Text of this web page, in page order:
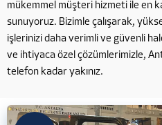
mükemmel müşteri hizmeti ile en
sunuyoruz. Bizimle çalışarak,
işlerinizi daha verimli ve güvenli
ve ihtiyaca özel çözümlerimizle,
telefon kadar yakınız.